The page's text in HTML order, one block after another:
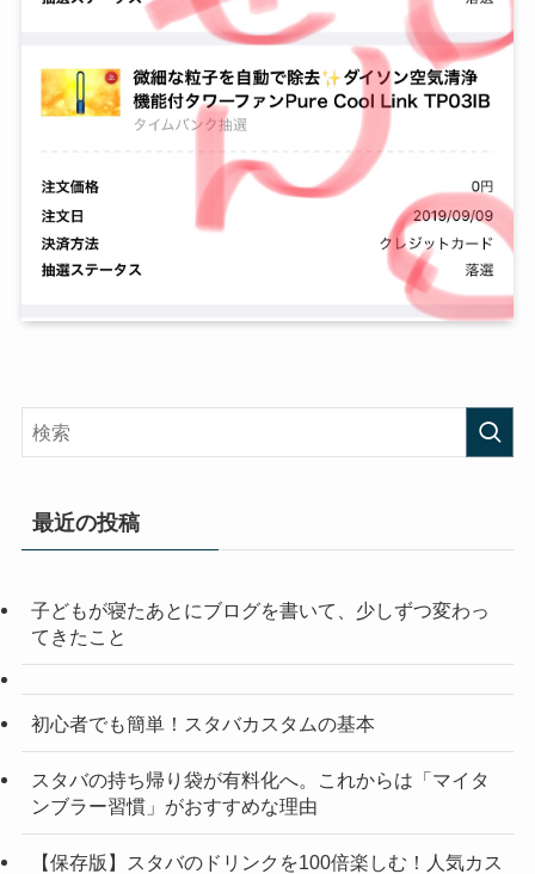
最近の投稿
子どもが寝たあとにブログを書いて、少しずつ変わっ
てきたこと
初心者でも簡単！スタバカスタムの基本
スタバの持ち帰り袋が有料化へ。これからは「マイタ
ンブラー習慣」がおすすめな理由
【保存版】スタバのドリンクを100倍楽しむ！人気カス